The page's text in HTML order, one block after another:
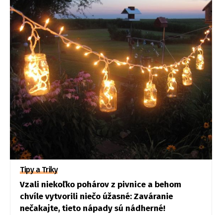
Tipy a Triky
Vzali niekoľko pohárov z pivnice a behom
chvíle vytvorili niečo úžasné: Zaváranie
nečakajte, tieto nápady sú nádherné!